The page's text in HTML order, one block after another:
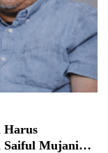
Harus
Saiful Mujani